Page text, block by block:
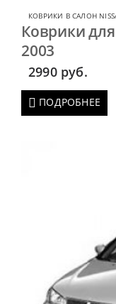
КОВРИКИ В САЛОН
Коврики
2003
2990 руб.
ПОДРОБНЕЕ